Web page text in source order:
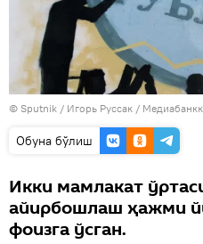
© Sputnik / Игорь Руссак /
Oбуна бўлиш
Икки мамлакат
айирбошлаш ҳажми
фоизга ўсган.